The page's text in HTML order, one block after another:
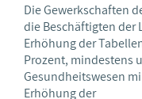
Die Gewerkschaften
die Beschäftigten der
Erhöhung der
Prozent, mindestens
Gesundheitswesen
Erhöhung der